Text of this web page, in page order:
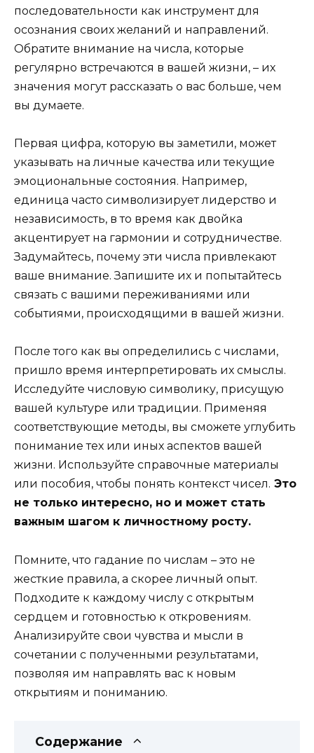
последовательности как инструмент для
осознания своих желаний и направлений.
Обратите внимание на числа, которые
регулярно встречаются в вашей жизни, – их
значения могут рассказать о вас больше, чем
вы думаете.
Первая цифра, которую вы заметили, может
указывать на личные качества или текущие
эмоциональные состояния. Например,
единица часто символизирует лидерство и
независимость, в то время как двойка
акцентирует на гармонии и сотрудничестве.
Задумайтесь, почему эти числа привлекают
ваше внимание. Запишите их и попытайтесь
связать с вашими переживаниями или
событиями, происходящими в вашей жизни.
После того как вы определились с числами,
пришло время интерпретировать их смыслы.
Исследуйте числовую символику, присущую
вашей культуре или традиции. Применяя
соответствующие методы, вы сможете углубить
понимание тех или иных аспектов вашей
жизни. Используйте справочные материалы
или пособия, чтобы понять контекст чисел. Это
не только интересно, но и может стать
важным шагом к личностному росту.
Помните, что гадание по числам – это не
жесткие правила, а скорее личный опыт.
Подходите к каждому числу с открытым
сердцем и готовностью к откровениям.
Анализируйте свои чувства и мысли в
сочетании с полученными результатами,
позволяя им направлять вас к новым
открытиям и пониманию.
Содержание